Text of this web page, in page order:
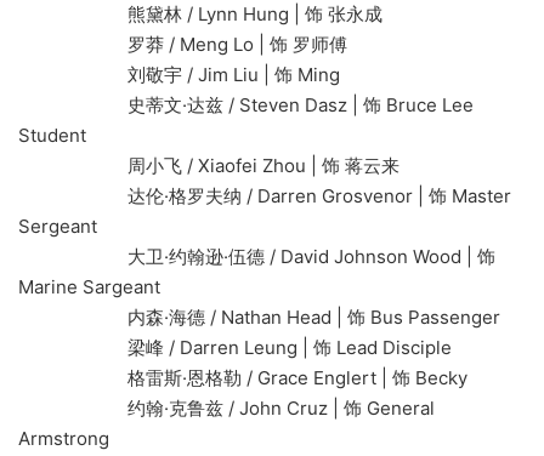
熊黛林 / Lynn Hung | 饰 张永成
罗莽 / Meng Lo | 饰 罗师傅
刘敬宇 / Jim Liu | 饰 Ming
史蒂文·达兹 / Steven Dasz | 饰 Bruce Lee
Student
周小飞 / Xiaofei Zhou | 饰 蒋云来
达伦·格罗夫纳 / Darren Grosvenor | 饰 Master
Sergeant
大卫·约翰逊·伍德 / David Johnson Wood | 饰
Marine Sargeant
内森·海德 / Nathan Head | 饰 Bus Passenger
梁峰 / Darren Leung | 饰 Lead Disciple
格雷斯·恩格勒 / Grace Englert | 饰 Becky
约翰·克鲁兹 / John Cruz | 饰 General
Armstrong